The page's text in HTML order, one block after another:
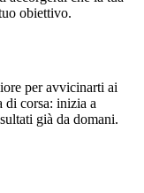
obiettivo.
per avvicinarti ai
di corsa: inizia a
già da domani.